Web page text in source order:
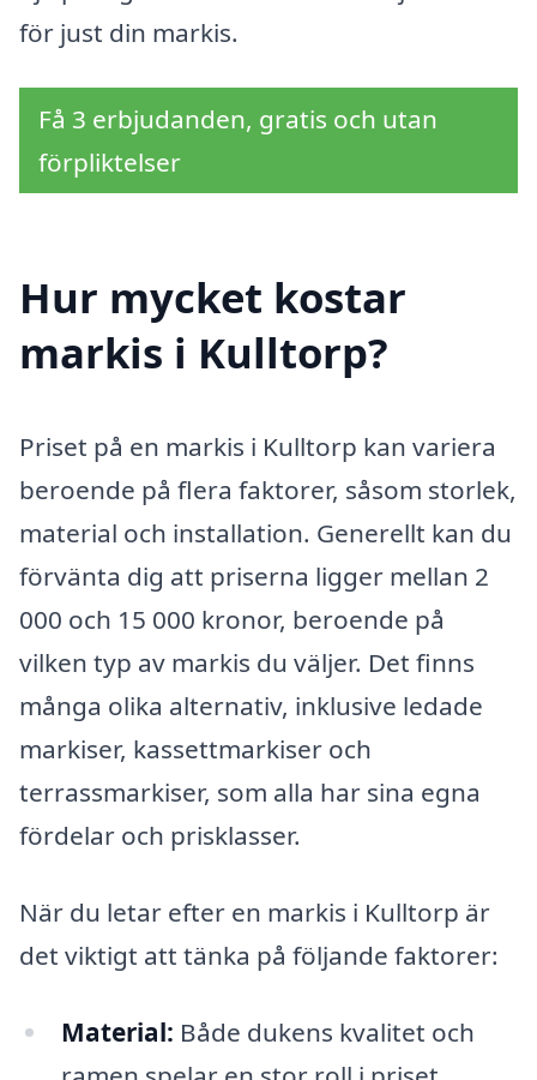
för just din markis.
Få 3 erbjudanden, gratis och utan
förpliktelser
Hur mycket kostar
markis i Kulltorp?
Priset på en markis i Kulltorp kan variera
beroende på flera faktorer, såsom storlek,
material och installation. Generellt kan du
förvänta dig att priserna ligger mellan 2
000 och 15 000 kronor, beroende på
vilken typ av markis du väljer. Det finns
många olika alternativ, inklusive ledade
markiser, kassettmarkiser och
terrassmarkiser, som alla har sina egna
fördelar och prisklasser.
När du letar efter en markis i Kulltorp är
det viktigt att tänka på följande faktorer:
Material: Både dukens kvalitet och